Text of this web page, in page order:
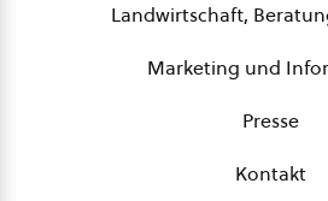
Landwirtschaft,
Marketing und
Presse
Kontakt